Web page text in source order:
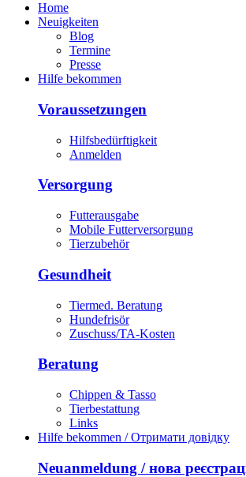
Home
Neuigkeiten
Blog
Termine
Presse
Hilfe bekommen
Voraussetzungen
Hilfsbedürftigkeit
Anmelden
Versorgung
Futterausgabe
Mobile Futterversorgung
Tierzubehör
Gesundheit
Tiermed. Beratung
Hundefrisör
Zuschuss/TA-Kosten
Beratung
Chippen & Tasso
Tierbestattung
Links
Hilfe bekommen / Отримати довідку
Neuanmeldung / нова